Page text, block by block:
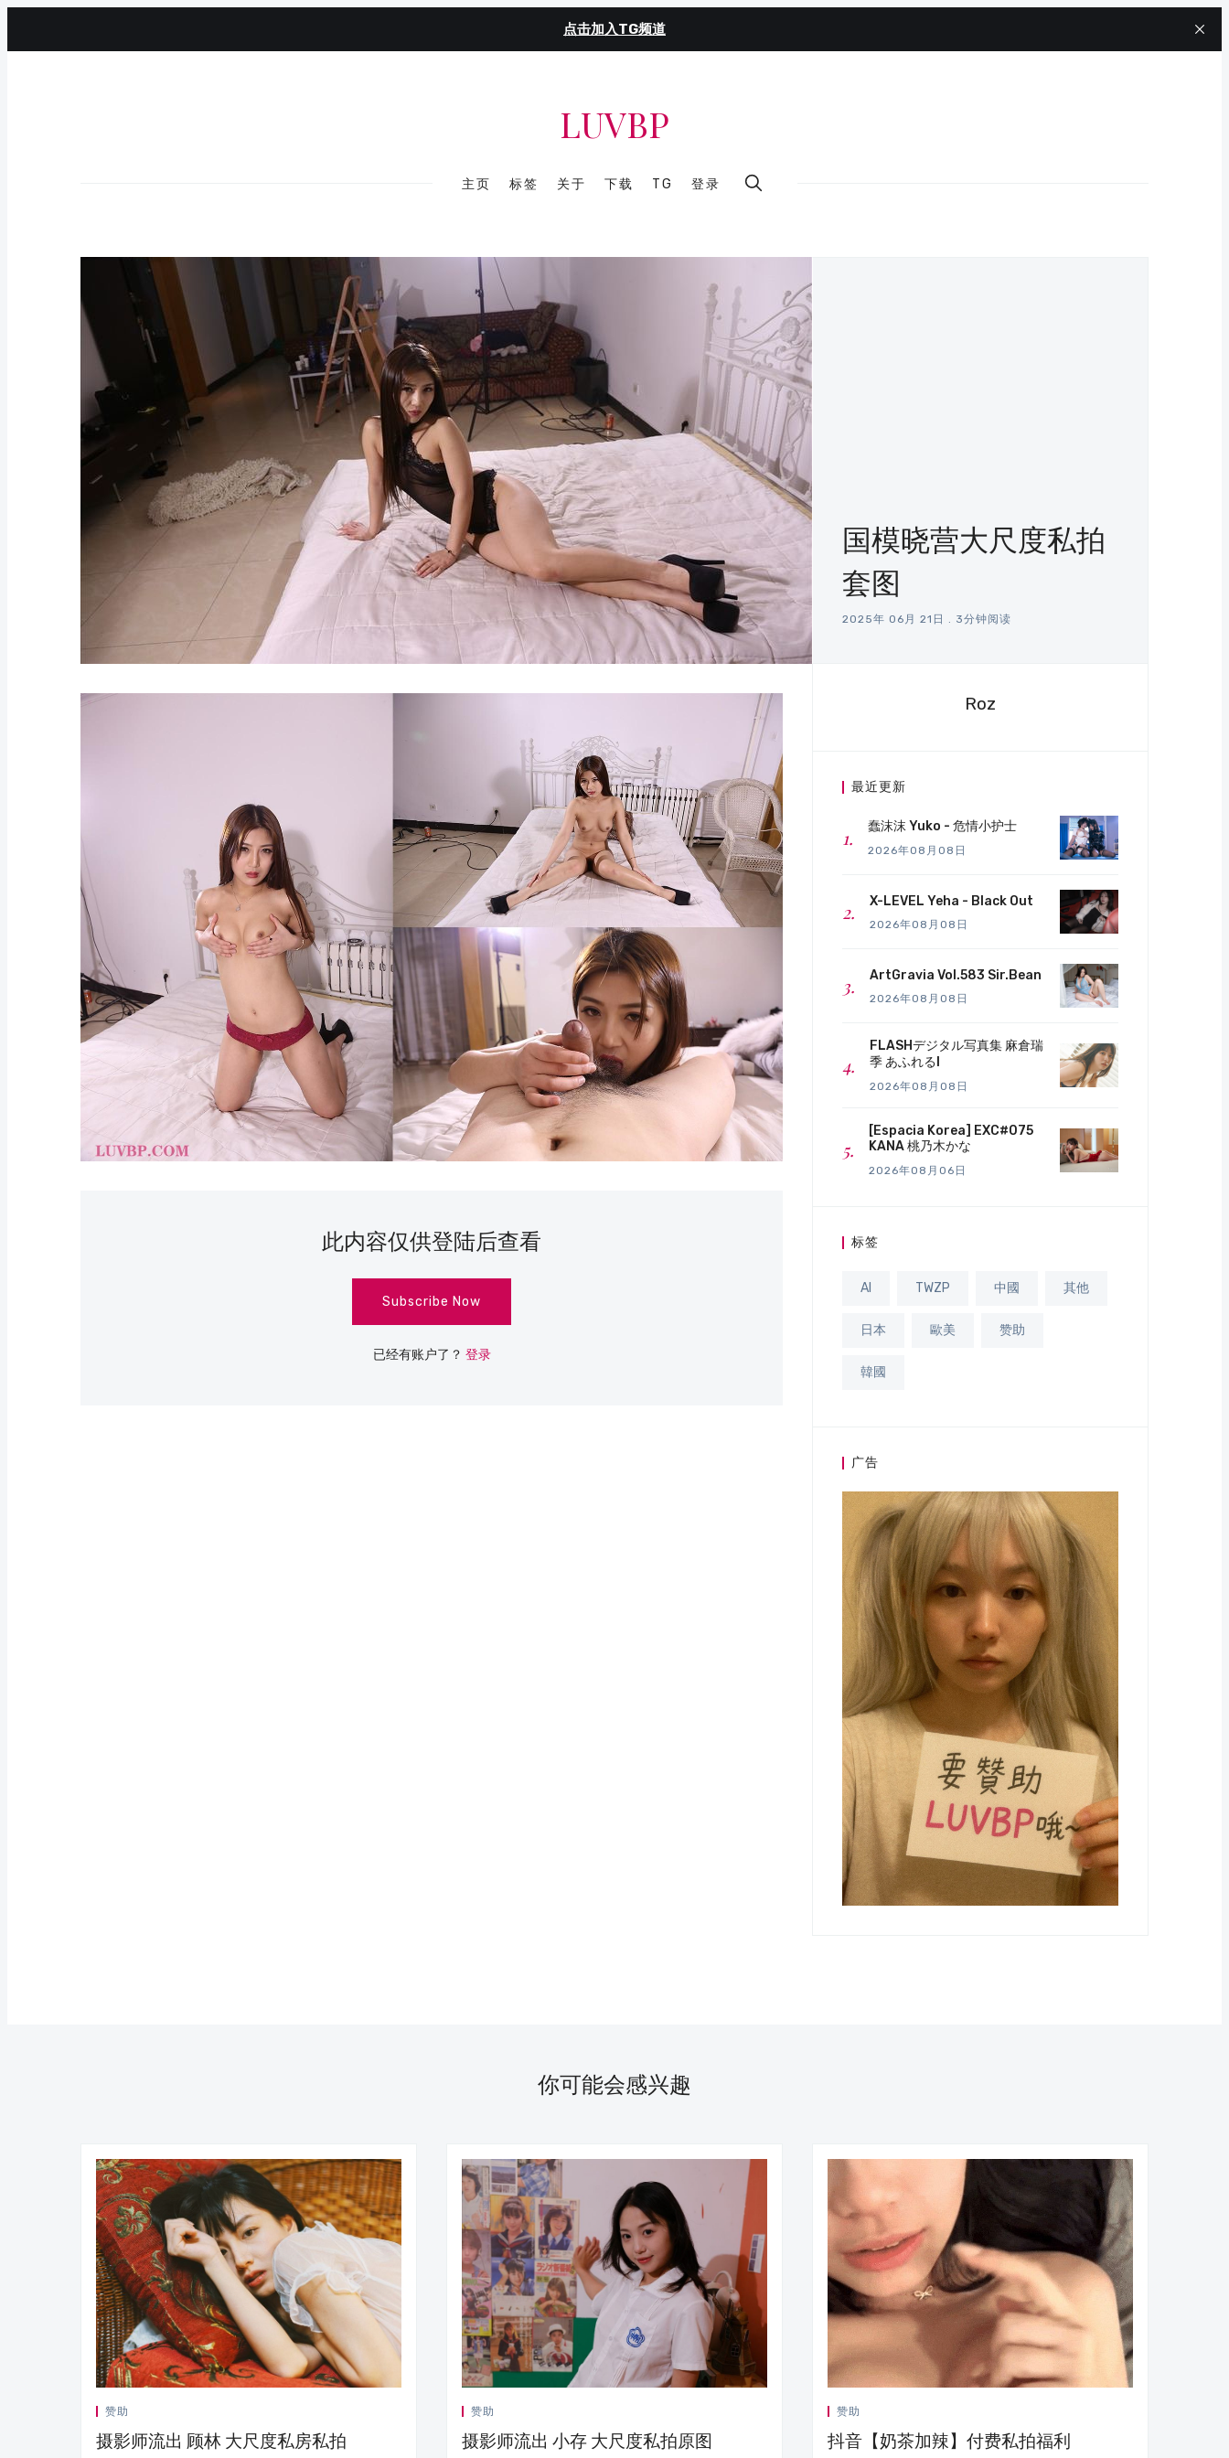
点击加入TG频道
LUVBP
主页 标签 关于 下载 TG 登录
国模晓营大尺度私拍
套图
2025年 06月 21日 . 3分钟阅读
此内容仅供登陆后查看
Subscribe Now
已经有账户了？ 登录
Roz
最近更新
蠢沫沫 Yuko - 危情小护士
2026年08月08日
X-LEVEL Yeha - Black Out
2026年08月08日
ArtGravia Vol.583 Sir.Bean
2026年08月08日
FLASHデジタル写真集 麻倉瑞
季 あふれるI
2026年08月08日
[Espacia Korea] EXC#075
KANA 桃乃木かな
2026年08月06日
标签
AI TWZP 中國 其他
日本 歐美 赞助
韓國
广告
你可能会感兴趣
赞助
摄影师流出 顾林 大尺度私房私拍
赞助
摄影师流出 小存 大尺度私拍原图
赞助
抖音【奶茶加辣】付费私拍福利